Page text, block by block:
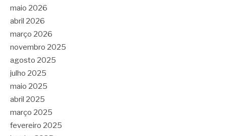
maio 2026
abril 2026
março 2026
novembro 2025
agosto 2025
julho 2025
maio 2025
abril 2025
março 2025
fevereiro 2025